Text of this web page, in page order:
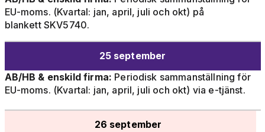
EU-moms. (Kvartal: jan, april, juli och okt) på
blankett SKV5740.
25 september
AB/HB & enskild firma: Periodisk sammanställning för
EU-moms. (Kvartal: jan, april, juli och okt) via e-tjänst.
26 september